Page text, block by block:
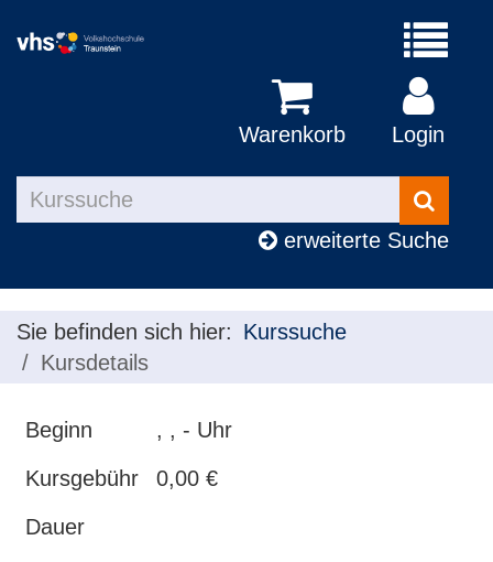
Menü
Warenkorb Login
Kurse
suchen
erweiterte Suche
Sie befinden sich hier: Kurssuche
Kursdetails
Beginn
, , - Uhr
Kursgebühr
0,00 €
Dauer